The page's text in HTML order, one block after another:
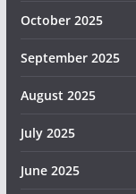
October 2025
September 2025
August 2025
July 2025
June 2025